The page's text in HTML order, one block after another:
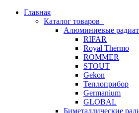
Главная
Каталог товаров
Алюминиевые
RIFAR
Royal Thermo
ROMMER
STOUT
Gekon
Теплоприбор
Germanium
GLOBAL
Биметаллические